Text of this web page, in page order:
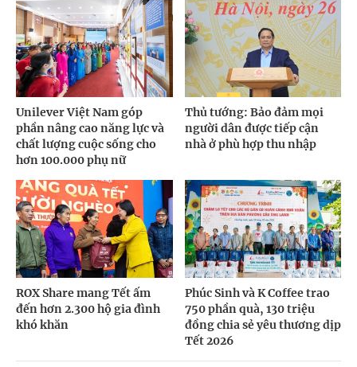
Unilever Việt Nam góp
phần nâng cao năng lực và
chất lượng cuộc sống cho
hơn 100.000 phụ nữ
Thủ tướng: Bảo đảm mọi
người dân được tiếp cận
nhà ở phù hợp thu nhập
ROX Share mang Tết ấm
đến hơn 2.300 hộ gia đình
khó khăn
Phúc Sinh và K Coffee trao
750 phần quà, 130 triệu
đồng chia sẻ yêu thương dịp
Tết 2026